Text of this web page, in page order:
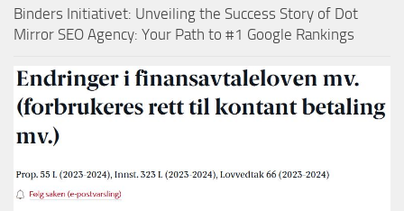
Binders Initiativet: Unveiling the Success Story of Dot
Mirror SEO Agency: Your Path to #1 Google Rankings